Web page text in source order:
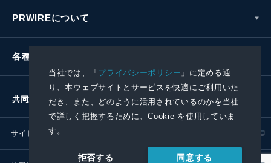
当社では、「プライバシーポリシー 」に定める通
り、本ウェブサイトとサービスを快適にご利用いた
だき、また、どのように活用されているのかを当社
で詳しく把握するために、Cookie を使用していま
す。
拒否する 同意する
PRWIREについて
各種お問い合わせ
共同通信社グループ
サイトポリシー